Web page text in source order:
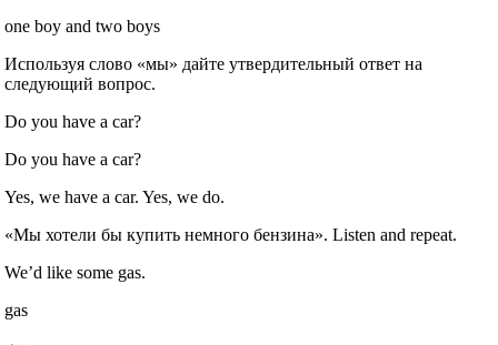
one boy and two boys
Используя слово «мы» дайте утвердительный ответ на
следующий вопрос.
Do you have a car?
Do you have a car?
Yes, we have a car. Yes, we do.
«Мы хотели бы купить немного бензина». Listen and repeat.
We’d like some gas.
gas